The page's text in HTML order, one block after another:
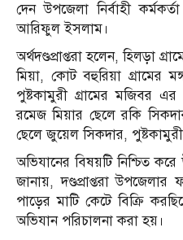
দেন উপজেলা নির্বাহী
আরিফুল ইসলাম।
অর্থদণ্ডপ্রাপ্তরা হলেন, হিলড়া
মিয়া, কোট বহুরিয়া গ্রামের
পুষ্টকামুরী গ্রামের মজিবর
রমেজ মিয়ার ছেলে রকি
ছেলে জুয়েল সিকদার,
অভিযানের বিষয়টি নিশ্চিত
জানায়, দণ্ডপ্রাপ্তরা
পাড়ের মাটি কেটে বিক্রি
অভিযান পরিচালনা করা হয়।